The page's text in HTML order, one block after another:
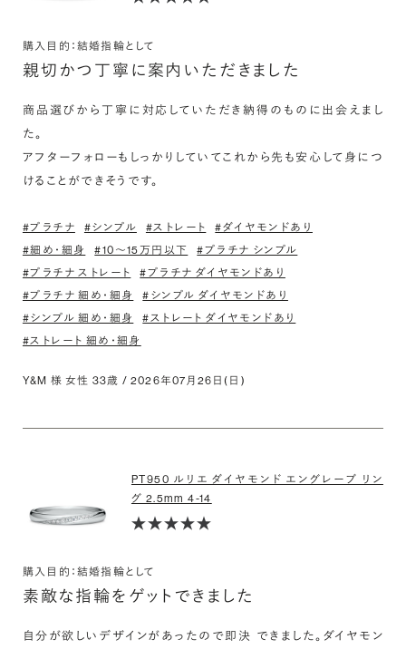
購入目的：結婚指輪として
親切かつ丁寧に案内いただきました
商品選びから丁寧に対応していただき納得のものに出会えまし
た。
アフターフォローもしっかりしていてこれから先も安心して身につ
けることができそうです。
#プラチナ #シンプル #ストレート
#ダイヤモンドあり
#細め・細身
#10〜15万円以下
#プラチナ シンプル
#プラチナ ストレート
#プラチナ ダイヤモンドあり
#プラチナ 細め・細身
#シンプル ダイヤモンドあり
#シンプル 細め・細身
#ストレート ダイヤモンドあり
#ストレート 細め・細身
Y&M 様 女性 33歳 / 2026年07月26日(日)
PT950 ルリエ ダイヤモンド エングレーブ リン
グ 2.5mm 4-14
購入目的：結婚指輪として
素敵な指輪をゲットできました
自分が欲しいデザインがあったので即決できました。ダイヤモン